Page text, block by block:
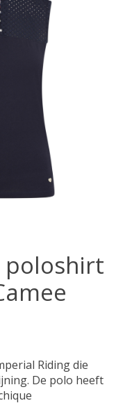
poloshirt
Riding die
De polo heeft